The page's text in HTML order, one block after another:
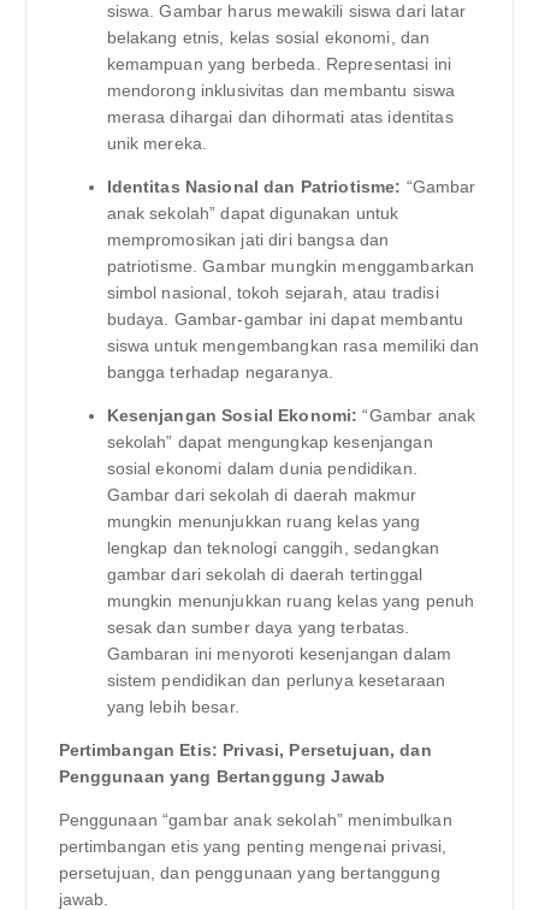
siswa. Gambar harus mewakili siswa dari latar
belakang etnis, kelas sosial ekonomi, dan
kemampuan yang berbeda. Representasi ini
mendorong inklusivitas dan membantu siswa
merasa dihargai dan dihormati atas identitas
unik mereka.
Identitas Nasional dan Patriotisme: “Gambar
anak sekolah” dapat digunakan untuk
mempromosikan jati diri bangsa dan
patriotisme. Gambar mungkin menggambarkan
simbol nasional, tokoh sejarah, atau tradisi
budaya. Gambar-gambar ini dapat membantu
siswa untuk mengembangkan rasa memiliki dan
bangga terhadap negaranya.
Kesenjangan Sosial Ekonomi: “Gambar anak
sekolah” dapat mengungkap kesenjangan
sosial ekonomi dalam dunia pendidikan.
Gambar dari sekolah di daerah makmur
mungkin menunjukkan ruang kelas yang
lengkap dan teknologi canggih, sedangkan
gambar dari sekolah di daerah tertinggal
mungkin menunjukkan ruang kelas yang penuh
sesak dan sumber daya yang terbatas.
Gambaran ini menyoroti kesenjangan dalam
sistem pendidikan dan perlunya kesetaraan
yang lebih besar.
Pertimbangan Etis: Privasi, Persetujuan, dan
Penggunaan yang Bertanggung Jawab
Penggunaan “gambar anak sekolah” menimbulkan
pertimbangan etis yang penting mengenai privasi,
persetujuan, dan penggunaan yang bertanggung
jawab.